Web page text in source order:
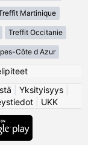
Martinique
Treffit Occitanie
Côte d Azur
Yksityisyys|
UKK